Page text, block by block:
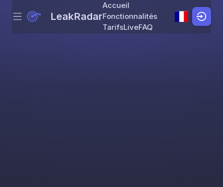
Skip to content
Menu LeakRadar
Accueil
Fonctionnalités
TarifsLiveFAQ